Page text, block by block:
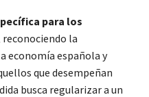
para los
reconociendo la
economía española y
que desempeñan
busca regularizar a un